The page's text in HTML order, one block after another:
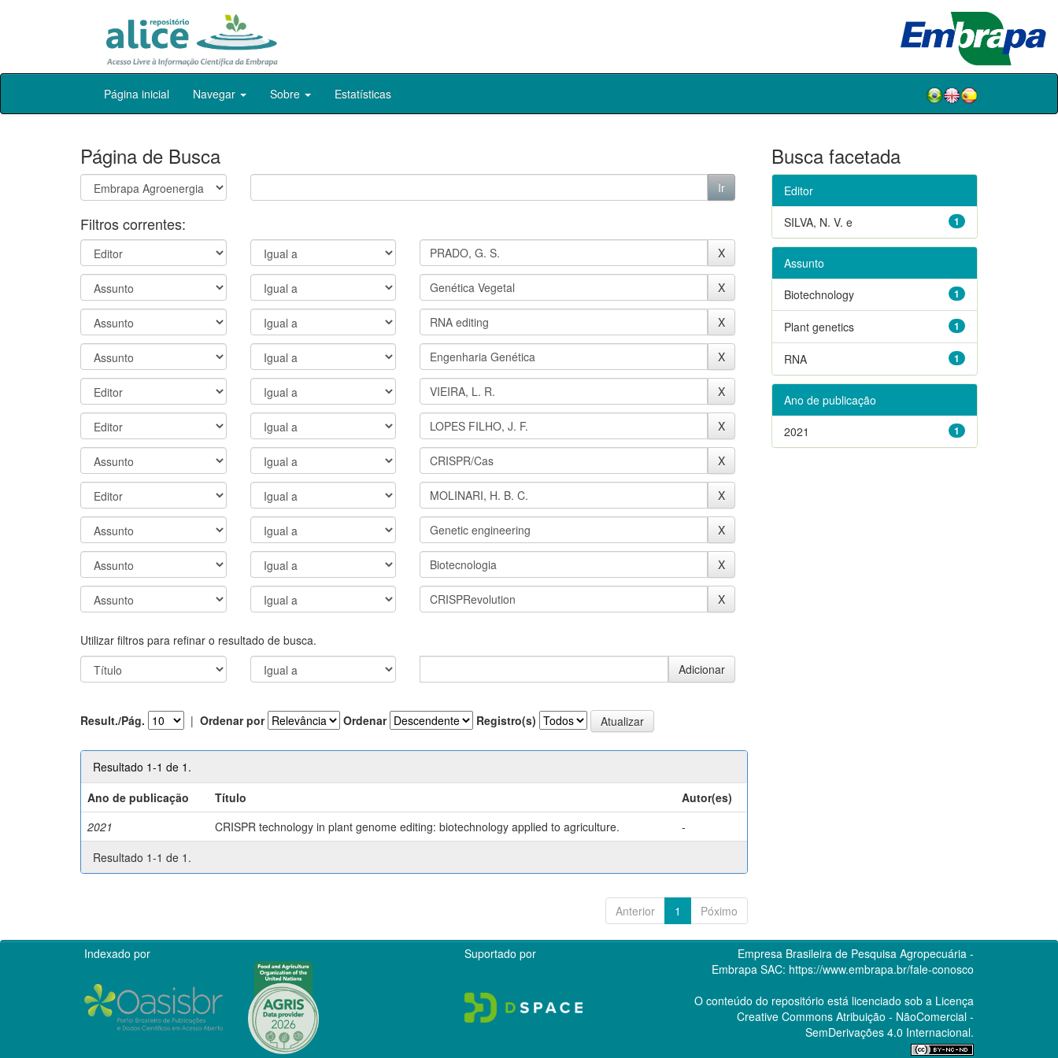
Skip
Página inicial Navegar Sobre Estatísticas
Página de Busca
Filtros correntes:
Utilizar filtros para refinar o resultado de busca.
Result./Pág. | Ordenar por Ordenar Registro(s)
Resultado 1-1 de 1.
Ano de publicação
Título
Autor(es)
2021
CRISPR technology in plant genome editing: biotechnology applied to agriculture.
-
Resultado 1-1 de 1.
Anterior 1 Póximo
Busca facetada
Editor
1
SILVA, N. V. e
Assunto
1
Biotechnology
1
Plant genetics
1
RNA
Ano de publicação
1
2021
Indexado por Suportado por
Empresa Brasileira de Pesquisa Agropecuária -
Embrapa SAC: https://www.embrapa.br/fale-conosco
O conteúdo do repositório está licenciado sob a Licença
Creative CommonsAtribuição - NãoComercial -
SemDerivações 4.0 Internacional.